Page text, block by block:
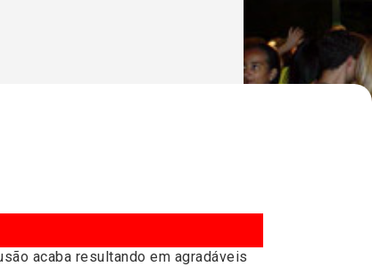
acaba resultando em agradáveis